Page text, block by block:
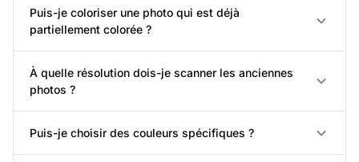
Puis-je coloriser une photo qui est déjà
partiellement colorée ?
À quelle résolution dois-je scanner les anciennes
photos ?
Puis-je choisir des couleurs spécifiques ?